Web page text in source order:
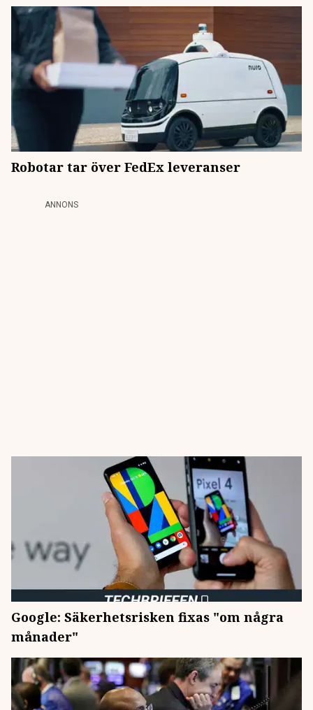
Robotar tar över FedEx leveranser
ANNONS
Google: Säkerhetsrisken fixas "om några
månader"